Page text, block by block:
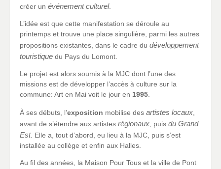
créer un événement culturel.
L’idée est que cette manifestation se déroule au
printemps et trouve une place singulière, parmi les autres
propositions existantes, dans le cadre du développement
touristique du Pays du Lomont.
Le projet est alors soumis à la MJC dont l’une des
missions est de développer l’accès à culture sur la
commune: Art en Mai voit le jour en 1995.
À ses débuts, l’exposition mobilise des artistes locaux,
avant de s’étendre aux artistes régionaux, puis du Grand
Est. Elle a, tout d’abord, eu lieu à la MJC, puis s’est
installée au collège et enfin aux Halles.
Au fil des années, la Maison Pour Tous et la ville de Pont